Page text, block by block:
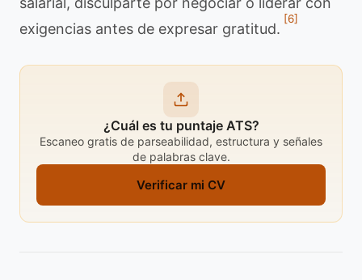
exigencias antes de expresar gratitud.
[6]
¿Cuál es tu puntaje ATS?
Escaneo gratis de parseabilidad, estructura y señales
de palabras clave.
Verificar mi CV